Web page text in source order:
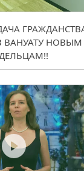
ВАНУАТУ НОВЫМ